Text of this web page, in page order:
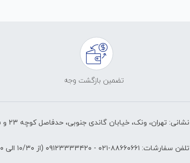
تضمین بازگشت وجه
نشانی: تهران، ونک، خیابان گاندی جنوبی، حدفاصل کوچه 23 و 25، پلاک 79
تلفن سفارشات: ۸۸۶۶۰۶۶۱-۰۲۱ - ۰۹۱۲۳۳۳۳۴۲۰ (از ۱۰/۳۰ الی ۲۰/۳۰)